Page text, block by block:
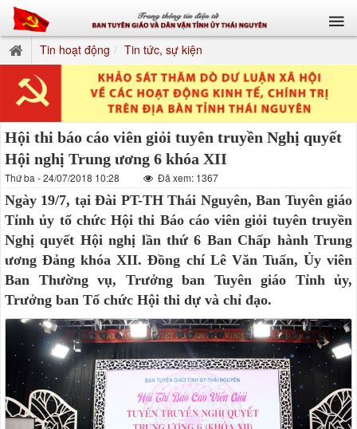
Tin hoạt động Tin tức, sự kiện
Hội thi báo cáo viên giỏi tuyên truyền Nghị quyết
Hội nghị Trung ương 6 khóa XII
Thứ ba - 24/07/2018 10:28 Đã xem: 1367
Ngày 19/7, tại Đài PT-TH Thái Nguyên, Ban Tuyên giáo
Tỉnh ủy tổ chức Hội thi Báo cáo viên giỏi tuyên truyền
Nghị quyết Hội nghị lần thứ 6 Ban Chấp hành Trung
ương Đảng khóa XII. Đồng chí Lê Văn Tuấn, Ủy viên
Ban Thường vụ, Trưởng ban Tuyên giáo Tỉnh ủy,
Trưởng ban Tổ chức Hội thi dự và chỉ đạo.